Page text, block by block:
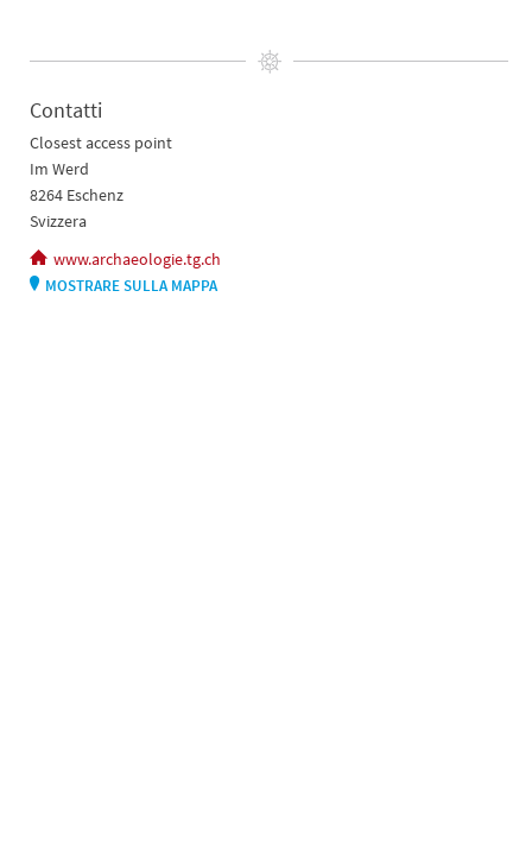
Contatti
Closest access point
Im Werd
8264 Eschenz
Svizzera
www.archaeologie.tg.ch
MOSTRARE SULLA MAPPA